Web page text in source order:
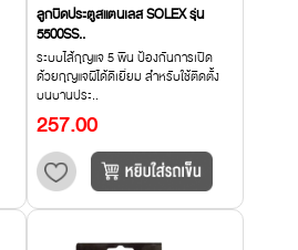
ลูกบิดประตูสแตนเลส SOLEX รุ่น
5500SS..
ระบบไส้กุญแจ 5 พิน ป้องกันการเปิด
ด้วยกุญแจผีได้ดีเยี่ยม สำหรับใช้ติดตั้ง
บนบานประ..
257.00